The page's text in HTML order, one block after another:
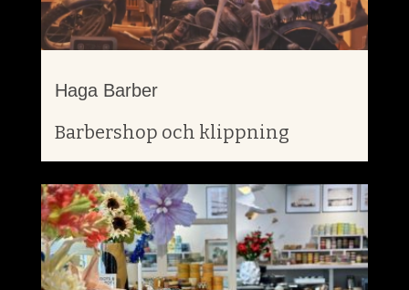
Haga Barber
Barbershop och klippning